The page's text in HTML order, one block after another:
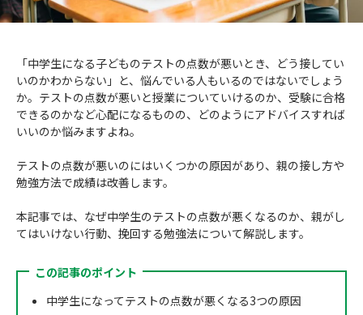
子と親のお悩み別！なぜ？どうして？森塾！
数字でなるほど！森塾
塾の選び方
無料体験授業について
森塾のお得なキャンペーン・割引制度
0120-602-607
授業料等お問合わせはこちら
校舎一覧
「中学生になる子どものテストの点数が悪いとき、どう接してい
いのかわからない」と、悩んでいる人もいるのではないでしょう
か。テストの点数が悪いと授業についていけるのか、受験に合格
できるのかなど心配になるものの、どのようにアドバイスすれば
いいのか悩みますよね。
テストの点数が悪いのにはいくつかの原因があり、親の接し方や
勉強方法で成績は改善します。
本記事では、なぜ中学生のテストの点数が悪くなるのか、親がし
てはいけない行動、挽回する勉強法について解説します。
この記事のポイント
中学生になってテストの点数が悪くなる3つの原因